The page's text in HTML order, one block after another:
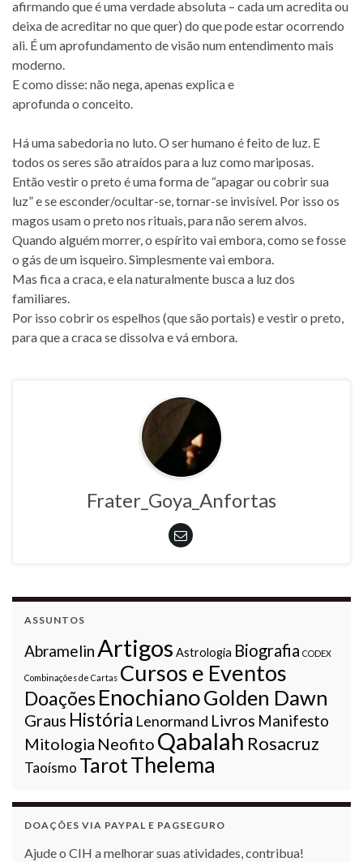
afirmando que é uma verdade absoluta – cada um acredita ou
deixa de acreditar no que quer) do que pode estar ocorrendo
ali. É um aprofundamento de visão num entendimento mais
moderno.
E como disse: não nega, apenas explica e
aprofunda o conceito.
Há uma sabedoria no luto. O ser humano é feito de luz. E
todos os seres são atraídos para a luz como mariposas.
Então vestir o preto é uma forma de “apagar ou cobrir sua
luz” e se esconder/ocultar-se, tornar-se invisível. Por isso os
magos usam o preto nos rituais, para não serem alvos.
Quando alguém morrer, o espírito vai embora, como se fosse
o gás de um isqueiro. Simplesmente vai embora.
Mas fica a craca, e ela naturalmente busca a luz dos
familiares.
Por isso cobrir os espelhos (que são portais) e vestir o preto,
para que a craca se dissolva e vá embora.
Frater_Goya_Anfortas
ASSUNTOS
AbramelinArtigos Astrologia Biografia CODEX
Combinações de Cartas Cursos e Eventos
DoaçõesEnochianoGolden Dawn
Graus História Lenormand Livros Manifesto
Mitologia Neofito Qabalah Rosacruz
Taoísmo TarotThelema
DOAÇÕES VIA PAYPAL E PAGSEGURO
Ajude o CIH a melhorar suas atividades, contribua!